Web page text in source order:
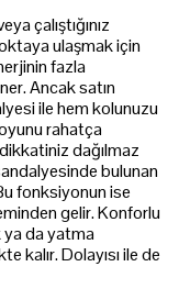
çalıştığınız
ulaşmak için
fazla
Ancak satın
ile hem kolunuzu
rahatça
dağılmaz
bulunan
fonksiyonun ise
gelir. Konforlu
da yatma
kalır. Dolayısı ile de